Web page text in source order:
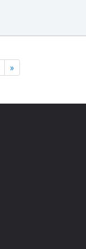
»Siguiente